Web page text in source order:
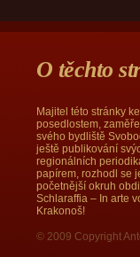
O těchto
Majitel této stránky
posedlostem,
svého bydliště
ještě publikování
regionálních
papírem, rozhodl se
početnější okruh
Schlaraffia – In arte
Krakonoš!
© 2009 Copyright